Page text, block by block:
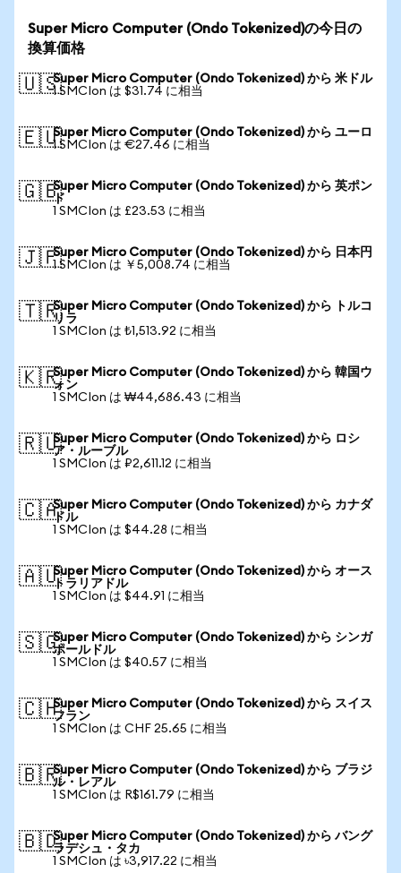
Super Micro Computer (Ondo Tokenized)の今日の
換算価格
🇺🇸Super Micro Computer (Ondo Tokenized) から 米ドル
1 SMCIon は $31.74 に相当
🇪🇺Super Micro Computer (Ondo Tokenized) から ユーロ
1 SMCIon は €27.46 に相当
🇬🇧Super Micro Computer (Ondo Tokenized) から 英ポン
ド
1 SMCIon は £23.53 に相当
🇯🇵Super Micro Computer (Ondo Tokenized) から 日本円
1 SMCIon は ￥5,008.74 に相当
🇹🇷Super Micro Computer (Ondo Tokenized) から トルコ
リラ
1 SMCIon は ₺1,513.92 に相当
🇰🇷Super Micro Computer (Ondo Tokenized) から 韓国ウ
ォン
1 SMCIon は ₩44,686.43 に相当
🇷🇺Super Micro Computer (Ondo Tokenized) から ロシ
ア・ルーブル
1 SMCIon は ₽2,611.12 に相当
🇨🇦Super Micro Computer (Ondo Tokenized) から カナダ
ドル
1 SMCIon は $44.28 に相当
🇦🇺Super Micro Computer (Ondo Tokenized) から オース
トラリアドル
1 SMCIon は $44.91 に相当
🇸🇬Super Micro Computer (Ondo Tokenized) から シンガ
ポールドル
1 SMCIon は $40.57 に相当
🇨🇭Super Micro Computer (Ondo Tokenized) から スイス
フラン
1 SMCIon は CHF 25.65 に相当
🇧🇷Super Micro Computer (Ondo Tokenized) から ブラジ
ル・レアル
1 SMCIon は R$161.79 に相当
🇧🇩Super Micro Computer (Ondo Tokenized) から バング
ラデシュ・タカ
1 SMCIon は ৳3,917.22 に相当